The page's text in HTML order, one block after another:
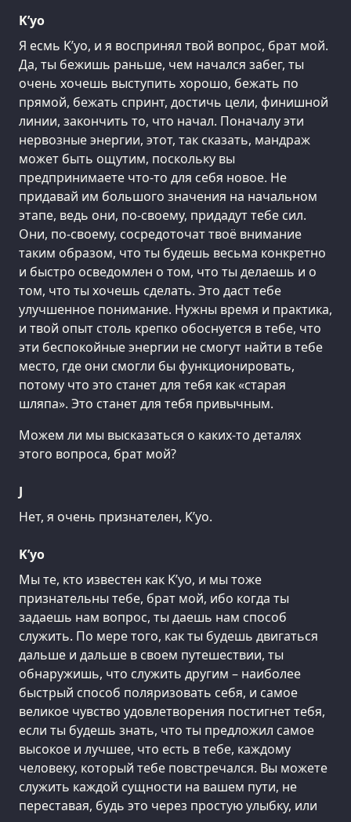
K’уо
Я есмь K’уо, и я воспринял твой вопрос, брат мой.
Да, ты бежишь раньше, чем начался забег, ты
очень хочешь выступить хорошо, бежать по
прямой, бежать спринт, достичь цели, финишной
линии, закончить то, что начал. Поначалу эти
нервозные энергии, этот, так сказать, мандраж
может быть ощутим, поскольку вы
предпринимаете что-то для себя новое. Не
придавай им большого значения на начальном
этапе, ведь они, по-своему, придадут тебе сил.
Они, по-своему, сосредоточат твоё внимание
таким образом, что ты будешь весьма конкретно
и быстро осведомлен о том, что ты делаешь и о
том, что ты хочешь сделать. Это даст тебе
улучшенное понимание. Нужны время и практика,
и твой опыт столь крепко обоснуется в тебе, что
эти беспокойные энергии не смогут найти в тебе
место, где они смогли бы функционировать,
потому что это станет для тебя как «старая
шляпа». Это станет для тебя привычным.
Можем ли мы высказаться о каких-то деталях
этого вопроса, брат мой?
J
Нет, я очень признателен, K’уо.
K’уо
Мы те, кто известен как K’уо, и мы тоже
признательны тебе, брат мой, ибо когда ты
задаешь нам вопрос, ты даешь нам способ
служить. По мере того, как ты будешь двигаться
дальше и дальше в своем путешествии, ты
обнаружишь, что служить другим – наиболее
быстрый способ поляризовать себя, и самое
великое чувство удовлетворения постигнет тебя,
если ты будешь знать, что ты предложил самое
высокое и лучшее, что есть в тебе, каждому
человеку, который тебе повстречался. Вы можете
служить каждой сущности на вашем пути, не
переставая, будь это через простую улыбку, или